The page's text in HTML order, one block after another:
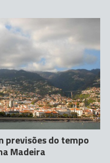
previsões do tempo
Madeira